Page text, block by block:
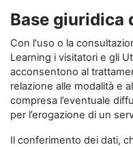
Base giuridica
Con l'uso o la
Learning i visitatori e gli
acconsentono al
relazione alle modalità e
compresa l’eventuale
per l’erogazione di un
Il conferimento dei dati,